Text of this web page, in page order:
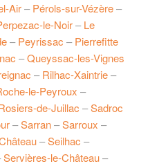
Air–Pérols-sur-Vézère–
le-Noir–Le
–Peyrissac –Pierrefitte
–Queyssac-les-Vignes
–Rilhac-Xaintrie–
le-Peyroux –
de-Juillac –Sadroc
–Sarran–Sarroux –
–Seilhac –
Servières-le-Château–